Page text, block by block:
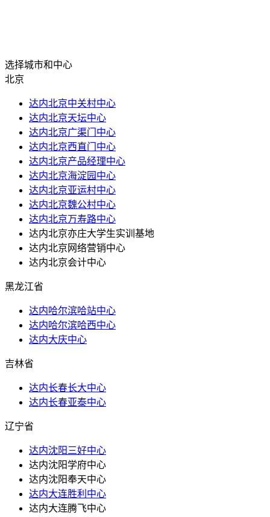
选择城市和中心
北京
达内北京中关村中心
达内北京天坛中心
达内北京广渠门中心
达内北京西直门中心
达内北京产品经理中心
达内北京海淀园中心
达内北京亚运村中心
达内北京魏公村中心
达内北京万寿路中心
达内北京亦庄大学生实训基地
达内北京网络营销中心
达内北京会计中心
黑龙江省
达内哈尔滨哈站中心
达内哈尔滨哈西中心
达内大庆中心
吉林省
达内长春长大中心
达内长春亚泰中心
辽宁省
达内沈阳三好中心
达内沈阳学府中心
达内沈阳奉天中心
达内大连胜利中心
达内大连腾飞中心